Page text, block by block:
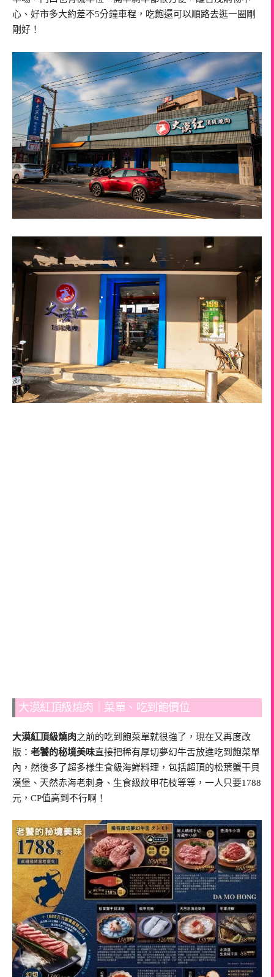
心、好市多大約差不5分鐘車程，吃飽還可以順路去逛一圈剛
剛好！
大漠紅頂級燒肉｜菜單、吃到飽價位
大漠紅頂級燒肉之前的吃到飽菜單就很強了，現在又再度改
版： 老饕的秘境美味直接把稀有厚切夢幻牛舌放進吃到飽菜單
內，然後多了超多樣生食級海鮮料理，包括超頂的松葉蟹干貝
漢堡、天然赤海老刺身、生食級紋甲花枝等等，一人只要1788
元，CP值高到不行啊！